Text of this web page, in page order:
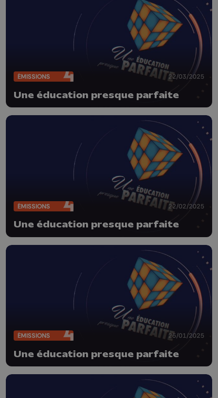
ÉMISSIONS 22/03/2025
Une éducation presque parfaite
ÉMISSIONS 22/02/2025
Une éducation presque parfaite
ÉMISSIONS 25/01/2025
Une éducation presque parfaite